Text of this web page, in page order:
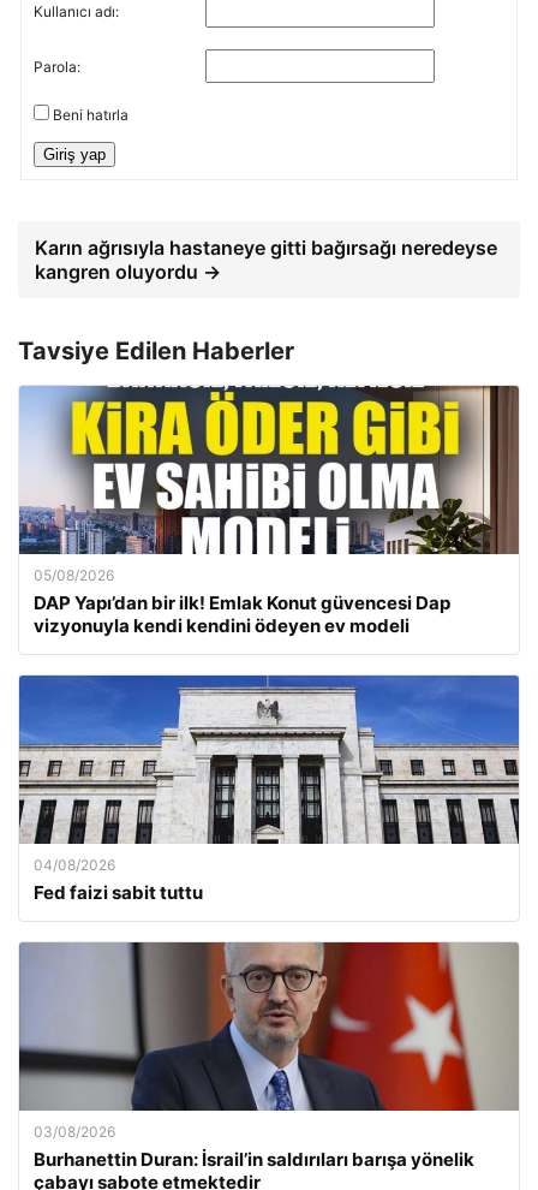
Kullanıcı adı:
Parola:
Beni hatırla
Giriş yap
Karın ağrısıyla hastaneye gitti bağırsağı neredeyse
kangren oluyordu →
Tavsiye Edilen Haberler
05/08/2026
DAP Yapı’dan bir ilk! Emlak Konut güvencesi Dap
vizyonuyla kendi kendini ödeyen ev modeli
04/08/2026
Fed faizi sabit tuttu
03/08/2026
Burhanettin Duran: İsrail’in saldırıları barışa yönelik
çabayı sabote etmektedir